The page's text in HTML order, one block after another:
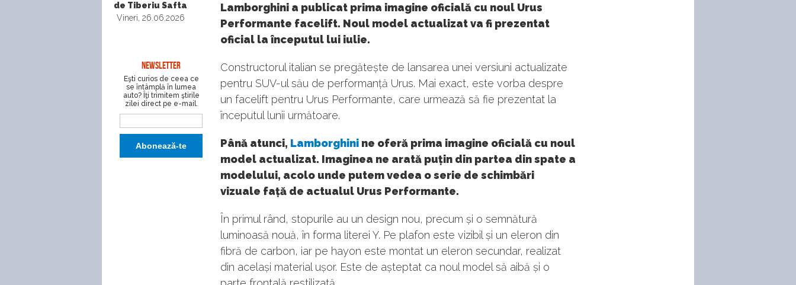
de Tiberiu Safta
Vineri, 26.06.2026
NEWSLETTER
Eşti curios de ceea ce
se întâmplă în lumea
auto? Îţi trimitem ştirile
zilei direct pe e-mail.
Lamborghini a publicat prima imagine oficială cu noul Urus
Performante facelift. Noul model actualizat va fi prezentat
oficial la începutul lui iulie.
Constructorul italian se pregătește de lansarea unei versiuni actualizate
pentru SUV-ul său de performanță Urus. Mai exact, este vorba despre
un facelift pentru Urus Performante, care urmează să fie prezentat la
începutul lunii următoare.
Până atunci, Lamborghini ne oferă prima imagine oficială cu noul
model actualizat. Imaginea ne arată puțin din partea din spate a
modelului, acolo unde putem vedea o serie de schimbări
vizuale față de actualul Urus Performante.
În primul rând, stopurile au un design nou, precum și o semnătură
luminoasă nouă, în forma literei Y. Pe plafon este vizibil și un eleron din
fibră de carbon, iar pe hayon este montat un eleron secundar, realizat
din același material ușor. Este de așteptat ca noul model să aibă și o